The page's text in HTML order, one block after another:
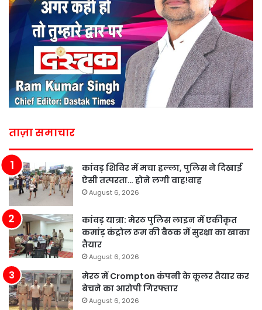
ताज़ा समाचार
कांवड़ शिविर में मचा हल्ला, पुलिस ने दिखाई
ऐसी तत्परता… होने लगी वाह!वाह
August 6, 2026
कांवड़ यात्रा: मेरठ पुलिस लाइन में एकीकृत
कमांड़ कंट्रोल रूम की बैठक में सुरक्षा का खाका
तैयार
August 6, 2026
मेरठ में Crompton कंपनी के कूलर तैयार कर
बेचने का आरोपी गिरफ्तार
August 6, 2026